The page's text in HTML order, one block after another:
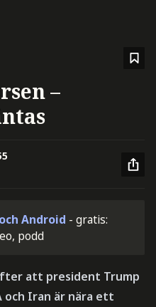
–
Android - gratis:
podd
att president Trump
och Iran är nära ett